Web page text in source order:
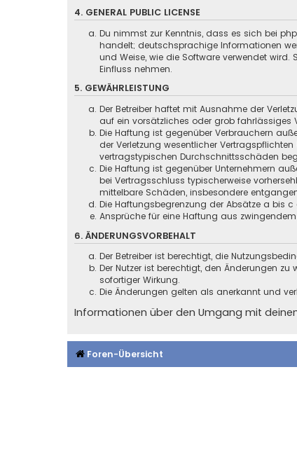
4. GENERAL PUBLIC LICENSE
Du nimmst zur Kenntnis, dass es sich bei
handelt; deutschsprachige Informationen
und Weise, wie die Software verwendet
Einfluss nehmen.
5. GEWÄHRLEISTUNG
Der Betreiber haftet mit Ausnahme der
auf ein vorsätzliches oder grob fahrlässiges
Die Haftung ist gegenüber Verbrauchern
der Verletzung wesentlicher
vertragstypischen Durchschnittsschäden
Die Haftung ist gegenüber Unternehmern
bei Vertragsschluss typischerweise
mittelbare Schäden, insbesondere
Die Haftungsbegrenzung der Absätze a bis
Ansprüche für eine Haftung aus
6. ÄNDERUNGSVORBEHALT
Der Betreiber ist berechtigt, die
Der Nutzer ist berechtigt, den Änderungen
sofortiger Wirkung.
Die Änderungen gelten als anerkannt und
Informationen über den Umgang mit
Foren-Übersicht